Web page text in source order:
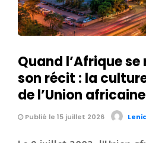
Quand l’Afrique
son récit : la
de l’Union africaine
Publié le 15 juillet 2026